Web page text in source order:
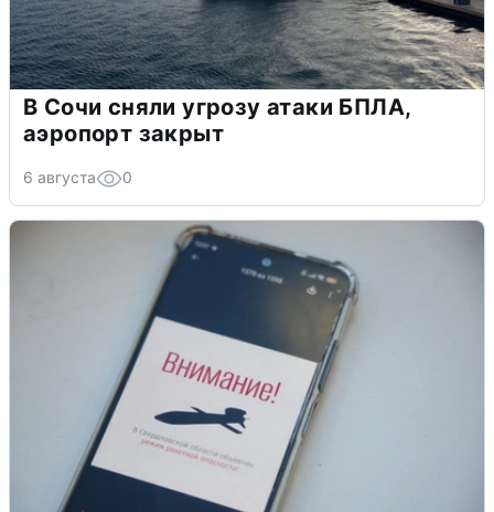
В Сочи сняли угрозу атаки БПЛА,
аэропорт закрыт
6 августа 0